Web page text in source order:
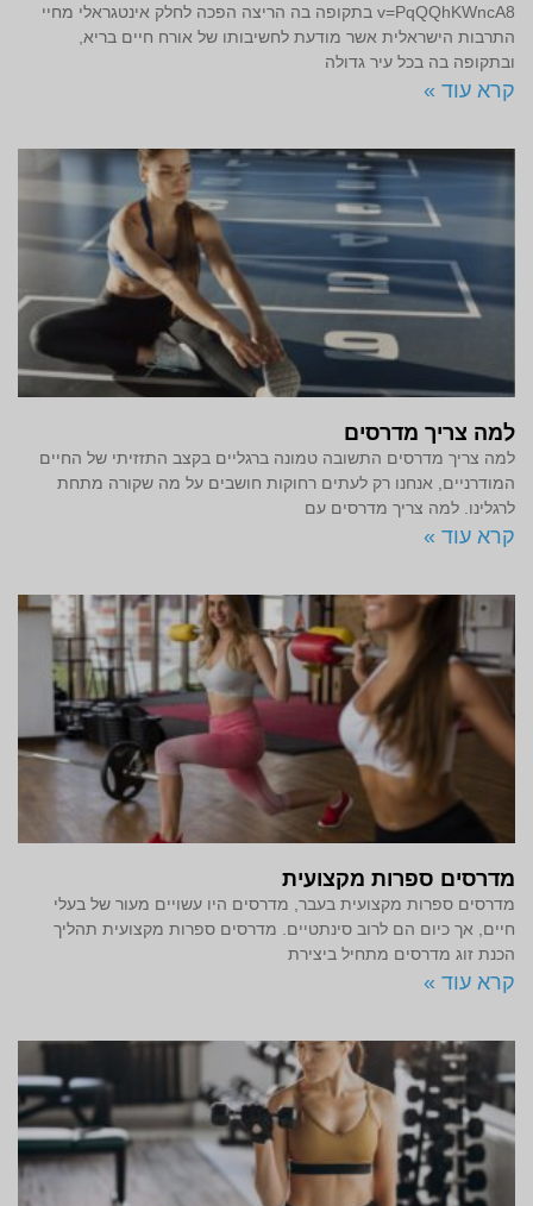
v=PqQQhKWncA8 בתקופה בה הריצה הפכה לחלק אינטגראלי מחיי
התרבות הישראלית אשר מודעת לחשיבותו של אורח חיים בריא,
ובתקופה בה בכל עיר גדולה
קרא עוד »
למה צריך מדרסים
למה צריך מדרסים התשובה טמונה ברגליים בקצב התזזיתי של החיים
המודרניים, אנחנו רק לעתים רחוקות חושבים על מה שקורה מתחת
לרגלינו. למה צריך מדרסים עם
קרא עוד »
מדרסים ספרות מקצועית
מדרסים ספרות מקצועית בעבר, מדרסים היו עשויים מעור של בעלי
חיים, אך כיום הם לרוב סינתטיים. מדרסים ספרות מקצועית תהליך
הכנת זוג מדרסים מתחיל ביצירת
קרא עוד »